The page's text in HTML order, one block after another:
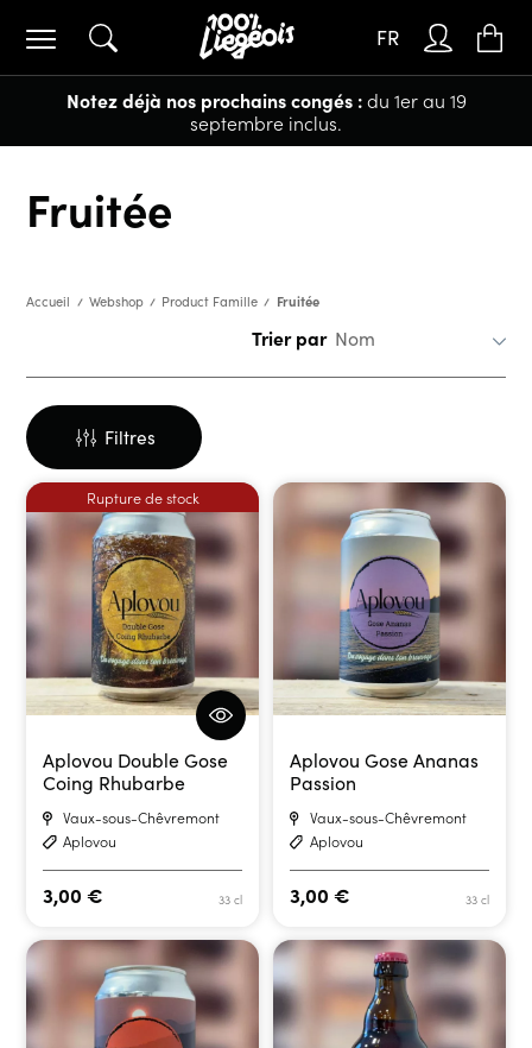
Notez déjà nos prochains congés :du 1er au 19
septembre inclus.
FR
Fruitée
Accueil Webshop Product Famille Fruitée
Trier par
Filtres
Rupture de stock
Aplovou Double Gose
Coing Rhubarbe
Vaux-sous-Chêvremont
Aplovou
33 cl
3,00€
Aplovou Gose Ananas
Passion
Vaux-sous-Chêvremont
Aplovou
33 cl
3,00 €